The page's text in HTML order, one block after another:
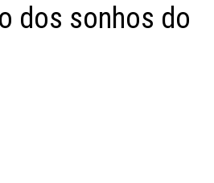
dos sonhos do